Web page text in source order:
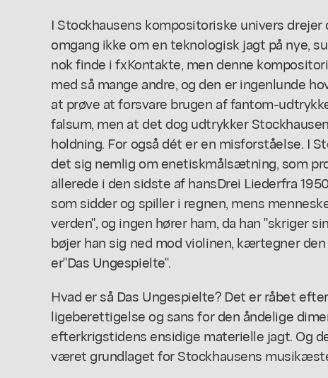
I Stockhausens kompositoriske univers
omgang ikke om en teknologisk jagt på nye,
nok finde i fxKontakte, men denne
med så mange andre, og den er ingenlunde
at prøve at forsvare brugen af fantom-
falsum, men at det dog udtrykker
holdning. For også dét er en misforståelse. I
det sig nemlig om enetiskmålsætning, som
allerede i den sidste af hansDrei Liederfra
som sidder og spiller i regnen, mens
verden", og ingen hører ham, da han "skriger
bøjer han sig ned mod violinen, kærtegner
er"Das Ungespielte".
Hvad er så Das Ungespielte? Det er råbet
ligeberettigelse og sans for den åndelige
efterkrigstidens ensidige materielle jagt. Og
været grundlaget for Stockhausens